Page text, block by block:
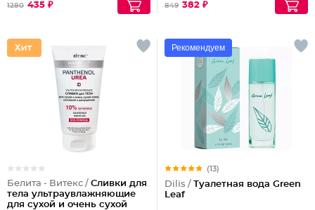
1280 435 ₽ 849 382 ₽
Белита - Витекс / Сливки для
тела ультраувлажняющие
для сухой и очень сухой
Рекомендуем
(13)
Dilis / Туалетная вода Green
Leaf